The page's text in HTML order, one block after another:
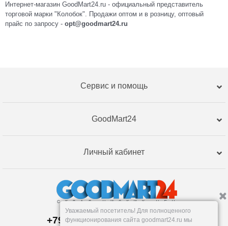
Интернет-магазин GoodMart24.ru - официальный представитель
торговой марки "Колобок". Продажи оптом и в розницу, оптовый
прайс по запросу - opt@goodmart24.ru
Сервис и помощь
GoodMart24
Личный кабинет
+79120359762, +79120359761
Уважаемый посетитель! Для полноценного
функционирования сайта goodmart24.ru мы